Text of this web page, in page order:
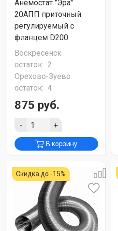
Анемостат "Эра"
20АПП приточный
регулируемый с
фланцем D200
Воскресенск
остаток: 2
Орехово-Зуево
остаток: 4
875 руб.
- +
В корзину
Скидка до -15%